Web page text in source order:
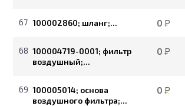
67 100002860; шланг;... 0Р
68 100004719-0001; фильтр
воздушный;...
0Р
69 100005014; основа
воздушного фильтра;...
0Р